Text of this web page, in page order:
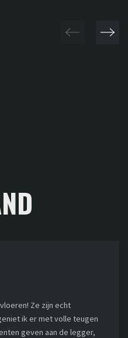
Ze zijn echt
ik er met volle teugen
geven aan de legger,